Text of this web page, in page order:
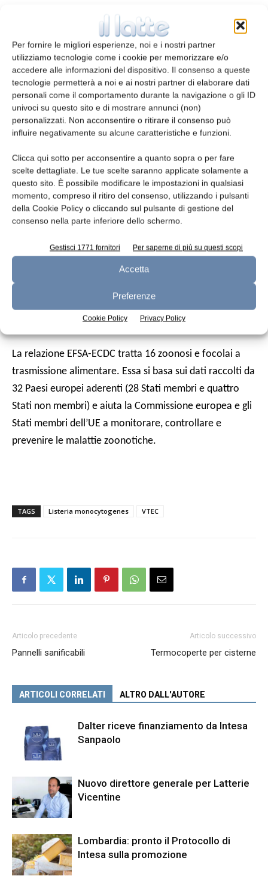
Per fornire le migliori esperienze, noi e i nostri partner
utilizziamo tecnologie come i cookie per memorizzare e/o
accedere alle informazioni del dispositivo. Il consenso a queste
tecnologie permetterà a noi e ai nostri partner di elaborare dati
personali come il comportamento durante la navigazione o gli ID
univoci su questo sito e di mostrare annunci (non)
personalizzati. Non acconsentire o ritirare il consenso può
influire negativamente su alcune caratteristiche e funzioni.
Clicca qui sotto per acconsentire a quanto sopra o per fare
scelte dettagliate. Le tue scelte saranno applicate solamente a
questo sito. È possibile modificare le impostazioni in qualsiasi
momento, compreso il ritiro del consenso, utilizzando i pulsanti
della Cookie Policy o cliccando sul pulsante di gestione del
consenso nella parte inferiore dello schermo.
Gestisci 1771 fornitori Per saperne di più su questi scopi
Accetta
Preferenze
Cookie Policy Privacy Policy
presenza di VTEC in alimenti e animali.
Salmonellosi e yersiniosi in netto calo
Per l’ottavo anno consecutivo i casi di salmonellosi sono
diminuiti, con 82.694 casi, ovvero il 7,9% di diminuzione
del tasso UE di notifica rispetto al 2012. Il rapporto
Salmonella nel pollame e osserva che la maggior parte
degli Stati membri hanno soddisfatto gli obiettivi di
riduzione 2013 per la prevalenza nel pollame. Nelle
carni fresche di pollame, la conformità rispetto ai criteri
gli investimenti effettuati degli Stati membri per
l’attuazione di misure di controllo stanno funzionando.
La yersiniosi, la terza zoonosi più comunemente riferita
cinque anni ed è scesa del 2,8% rispetto al 2012.
La relazione EFSA-ECDC tratta 16 zoonosi e focolai a
trasmissione alimentare. Essa si basa sui dati raccolti da
32 Paesi europei aderenti (28 Stati membri e quattro
Stati non membri) e aiuta la Commissione europea e gli
Stati membri dell’UE a monitorare, controllare e
prevenire le malattie zoonotiche.
TAGS Listeria monocytogenes VTEC
Articolo precedente
Pannelli sanificabili
Articolo successivo
Termocoperte per cisterne
ARTICOLI CORRELATI ALTRO DALL'AUTORE
Dalter riceve finanziamento da Intesa
Sanpaolo
Nuovo direttore generale per Latterie
Vicentine
Lombardia: pronto il Protocollo di
Intesa sulla promozione